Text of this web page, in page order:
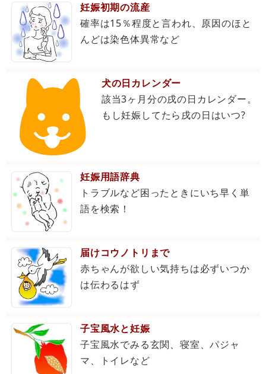
妊娠初期の流産
確率は15％程度と言われ、原因のほと
んどは染色体異常など
犬の日カレンダー
該当3ヶ月分の戌の日カレンダー。
もし妊娠してたら戌の日はいつ?
妊娠用語辞典
トラブルなど困ったときにいち早く単
語を検索！
届けコウノトリまで
赤ちゃんが欲しい気持ちは必ずいつか
は伝わるはず
子宝風水と妊娠
子宝風水でみる玄関、寝室、パジャ
マ、トイレなど